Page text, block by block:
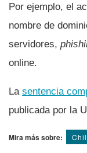
Por ejemplo, el
nombre de
servidores,
online.
La sentencia
publicada por la
Mira más sobre: